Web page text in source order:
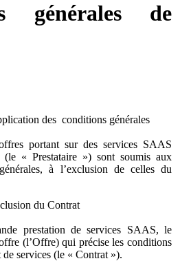
générales de
des conditions générales
portant sur des services SAAS
(le « Prestataire ») sont soumis aux
à l’exclusion de celles du
du Contrat
prestation de services SAAS, le
(l’Offre) qui précise les conditions
services (le « Contrat »).